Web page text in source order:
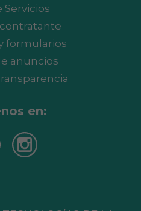
Servicios
formularios
anuncios
en: